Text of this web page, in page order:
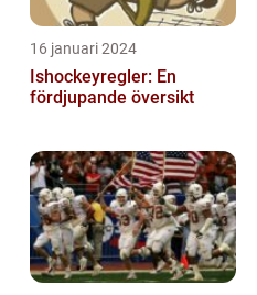
16 januari 2024
Ishockeyregler: En
fördjupande översikt